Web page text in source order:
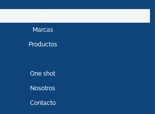
o
k
b
Marcas
Productos
One shot
Nosotros
Contacto